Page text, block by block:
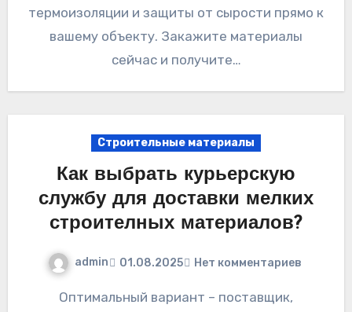
термоизоляции и защиты от сырости прямо к
вашему объекту. Закажите материалы
сейчас и получите…
Строительные материалы
Как выбрать курьерскую
службу для доставки мелких
строителных материалов?
admin 01.08.2025 Нет комментариев
Оптимальный вариант – поставщик,